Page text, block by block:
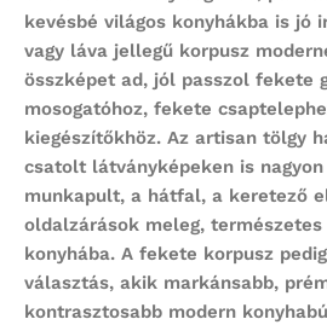
kevésbé világos konyhákba is jó
vagy láva jellegű korpusz
összképet ad, jól passzol fekete
mosogatóhoz, fekete
kiegészítőkhöz. Az artisan tölgy
csatolt látványképeken is
munkapult, a hátfal, a keretező
oldalzárások meleg,
konyhába. A fekete korpusz
választás, akik markánsabb,
kontrasztosabb modern